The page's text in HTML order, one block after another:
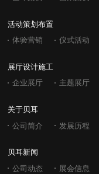
活动策划布置
体验营销 仪式活动
展厅设计施工
企业展厅 主题展厅
关于贝耳
公司简介 发展历程
贝耳新闻
公司动态 展会信息